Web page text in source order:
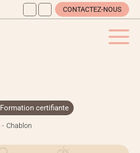
CONTACTEZ-NOUS
Formation certifiante
Chablon